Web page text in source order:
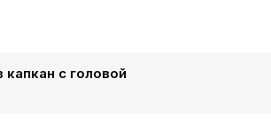
с головой